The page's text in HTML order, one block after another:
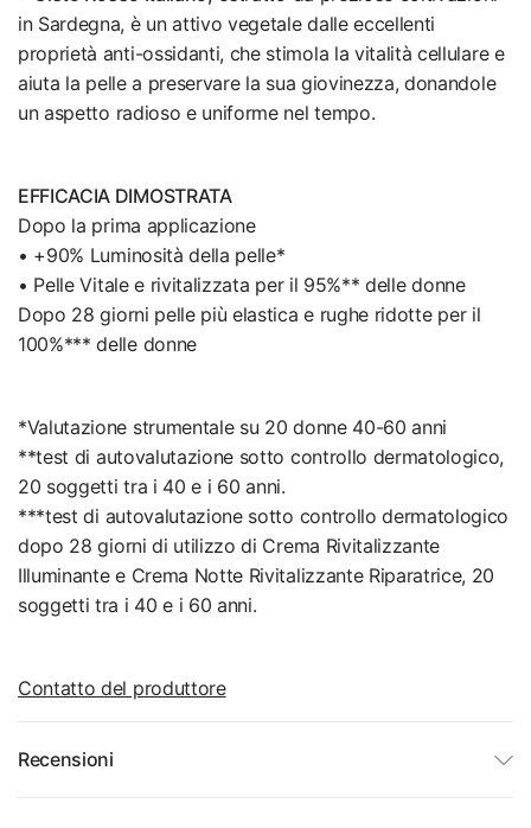
in Sardegna, è un attivo vegetale dalle eccellenti
proprietà anti-ossidanti, che stimola la vitalità cellulare e
aiuta la pelle a preservare la sua giovinezza, donandole
un aspetto radioso e uniforme nel tempo.
EFFICACIA DIMOSTRATA
Dopo la prima applicazione
• +90% Luminosità della pelle*
• Pelle Vitale e rivitalizzata per il 95%** delle donne
Dopo 28 giorni pelle più elastica e rughe ridotte per il
100%*** delle donne
*Valutazione strumentale su 20 donne 40-60 anni
**test di autovalutazione sotto controllo dermatologico,
20 soggetti tra i 40 e i 60 anni.
***test di autovalutazione sotto controllo dermatologico
dopo 28 giorni di utilizzo di Crema Rivitalizzante
Illuminante e Crema Notte Rivitalizzante Riparatrice, 20
soggetti tra i 40 e i 60 anni.
Contatto del produttore
Recensioni